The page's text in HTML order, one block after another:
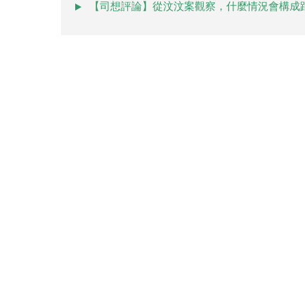
【司想評論】從汶汶案觀察，什麼情況會構成